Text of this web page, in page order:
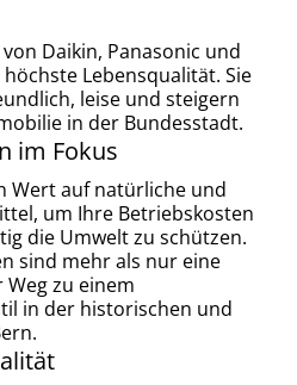
Daikin, Panasonic und
Lebensqualität. Sie
leise und steigern
in der Bundesstadt.
im Fokus
Wert auf natürliche und
um Ihre Betriebskosten
die Umwelt zu schützen.
sind mehr als nur eine
Weg zu einem
in der historischen und